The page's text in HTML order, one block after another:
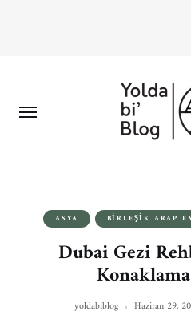
ASYA BIRLEŞIK ARAP
Dubai Gezi
yoldabiblog Haziran 29,